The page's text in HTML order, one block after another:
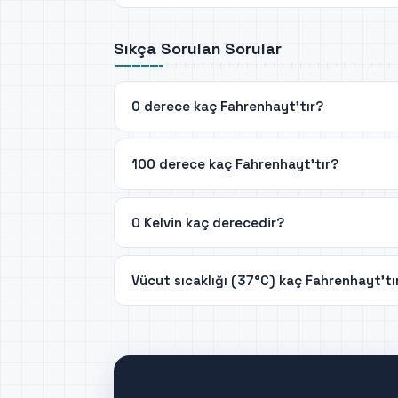
Sıkça Sorulan Sorular
0 derece kaç Fahrenhayt'tır?
100 derece kaç Fahrenhayt'tır?
0 Kelvin kaç derecedir?
Vücut sıcaklığı (37°C) kaç